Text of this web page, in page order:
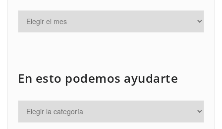
En esto podemos ayudarte